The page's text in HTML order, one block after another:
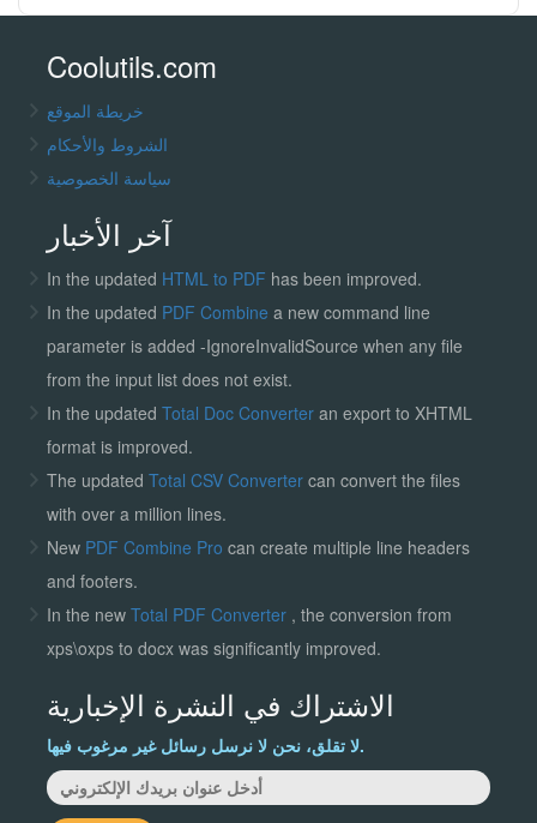
Coolutils.com
خريطة الموقع
الشروط والأحكام
سياسة الخصوصية
آخر الأخبار
In the updated HTML to PDF has been improved.
In the updated PDF Combine a new command line
parameter is added -IgnoreInvalidSource when any file
from the input list does not exist.
In the updated Total Doc Converter an export to XHTML
format is improved.
The updated Total CSV Convertercan convert the files
with over a million lines.
New PDF Combine Pro can create multiple line headers
and footers.
In the new Total PDF Converter , the conversion from
xps\oxps to docx was significantly improved.
الاشتراك في النشرة الإخبارية
لا تقلق، نحن لا نرسل رسائل غير مرغوب فيها.